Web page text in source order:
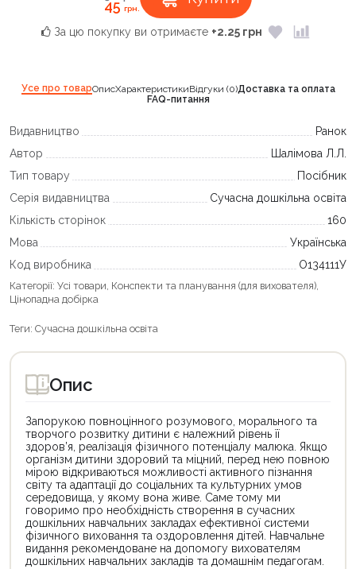
45грн.
За цю покупку ви отримаєте +2.25 грн
Усе про товарОписХарактеристикиВідгуки (0)Доставка та оплата
FAQ-питання
Видавництво
Ранок
Автор
Шалімова Л.Л.
Тип товару
Посібник
Серія видавництва
Сучасна дошкільна освіта
Кількість сторінок
160
Мова
Українська
Код виробника
О134111У
Категорії: Усі товари, Конспекти та планування (для вихователя),
Цінопадна добірка
Теги: Сучасна дошкільна освіта
Опис
Запорукою повноцінного розумового, морального та
творчого розвитку дитини є належний рівень її
здоров’я, реалізація фізичного потенціалу малюка. Якщо
організм дитини здоровий та міцний, перед нею повною
мірою відкриваються можливості активного пізнання
світу та адаптації до соціальних та культурних умов
середовища, у якому вона живе. Саме тому ми
говоримо про необхідність створення в сучасних
дошкільних навчальних закладах ефективної системи
фізичного виховання та оздоровлення дітей. Навчальне
видання рекомендоване на допомогу вихователям
дошкільних навчальних закладів та домашнім педагогам.